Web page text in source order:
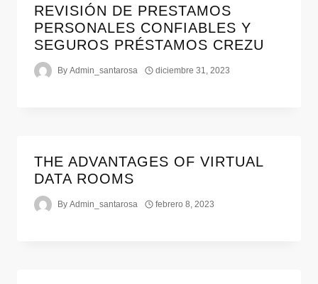
REVISIÓN DE PRESTAMOS
PERSONALES CONFIABLES Y
SEGUROS PRÉSTAMOS CREZU
By Admin_santarosa diciembre 31, 2023
THE ADVANTAGES OF VIRTUAL
DATA ROOMS
By Admin_santarosa febrero 8, 2023